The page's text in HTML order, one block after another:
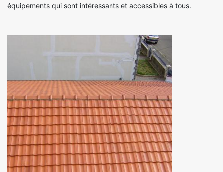
équipements qui sont intéressants et accessibles à tous.